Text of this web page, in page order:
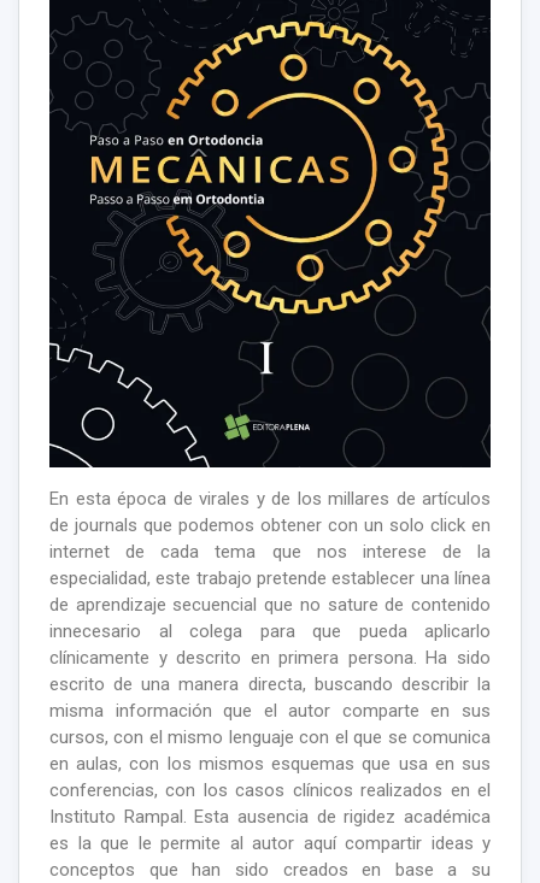
En esta época de virales y de los millares de artículos
de journals que podemos obtener con un solo click en
internet de cada tema que nos interese de la
especialidad, este trabajo pretende establecer una línea
de aprendizaje secuencial que no sature de contenido
innecesario al colega para que pueda aplicarlo
clínicamente y descrito en primera persona. Ha sido
escrito de una manera directa, buscando describir la
misma información que el autor comparte en sus
cursos, con el mismo lenguaje con el que se comunica
en aulas, con los mismos esquemas que usa en sus
conferencias, con los casos clínicos realizados en el
Instituto Rampal. Esta ausencia de rigidez académica
es la que le permite al autor aquí compartir ideas y
conceptos que han sido creados en base a su